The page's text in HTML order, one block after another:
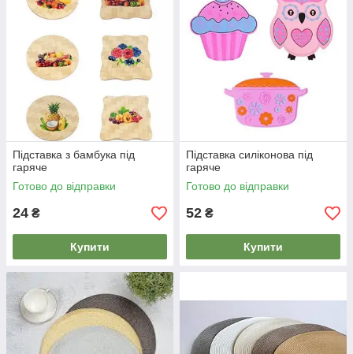
Підставка з бамбука під
гаряче
Готово до відправки
24 ₴
Купити
Підставка силіконова під
гаряче
Готово до відправки
52 ₴
Купити